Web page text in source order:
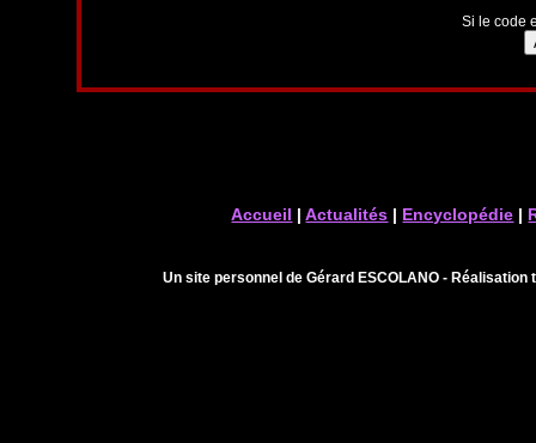
Si le code
Accueil |Actualités | Encyclopédie |
Un site personnel de Gérard ESCOLANO -